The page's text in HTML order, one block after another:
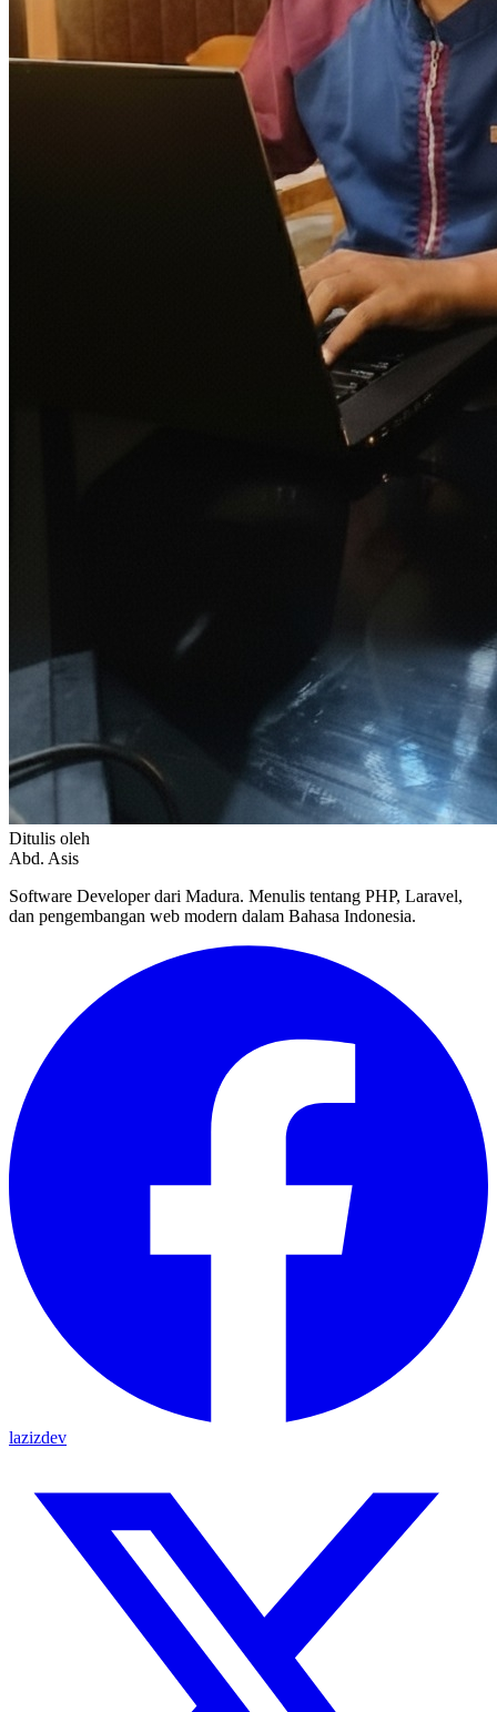
Ditulis oleh
Abd. Asis
Software Developer dari Madura. Menulis tentang PHP, Laravel,
dan pengembangan web modern dalam Bahasa Indonesia.
lazizdev